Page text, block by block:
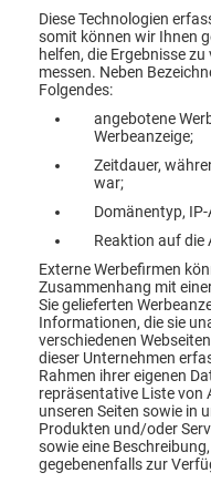
Diese Technologien
somit können wir Ihnen
helfen, die Ergebnisse
messen. Neben
Folgendes:
angebotene
Werbeanzeige;
Zeitdauer,
war;
Domänentyp,
Reaktion auf die
Externe Werbefirmen
Zusammenhang mit
Sie gelieferten
Informationen, die sie
verschiedenen
dieser Unternehmen
Rahmen ihrer eigenen
repräsentative Liste von
unseren Seiten sowie in
Produkten und/oder
sowie eine
gegebenenfalls zur